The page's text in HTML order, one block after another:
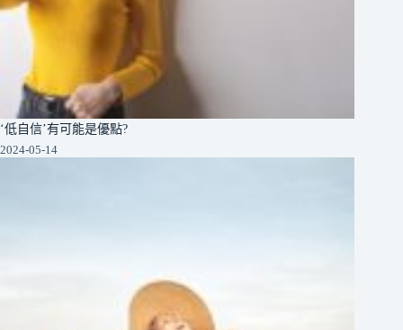
‘低自信’有可能是優點?
2024-05-14